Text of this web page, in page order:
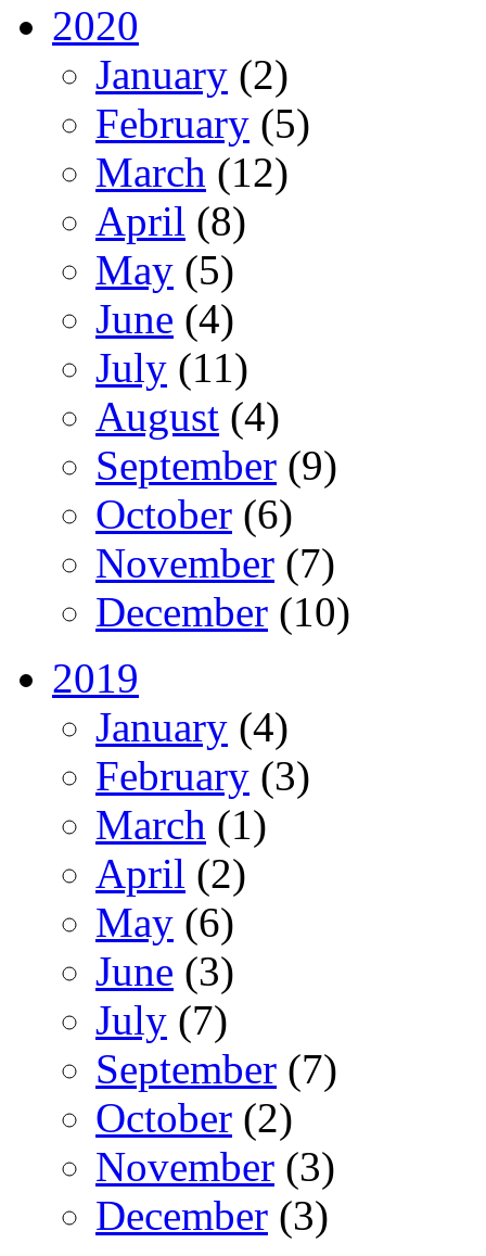
2020
January (2)
February (5)
March (12)
April (8)
May (5)
June (4)
July (11)
August (4)
September (9)
October (6)
November (7)
December (10)
2019
January (4)
February (3)
March (1)
April (2)
May (6)
June (3)
July (7)
September (7)
October (2)
November (3)
December (3)